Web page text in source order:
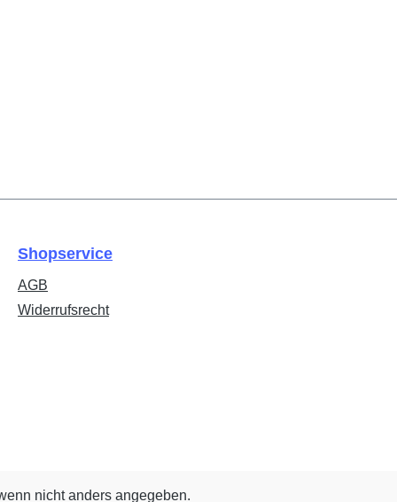
Shopservice
AGB
Widerrufsrecht
nicht anders angegeben.